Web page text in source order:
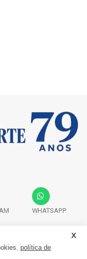
WHATSAPP
Quem Somos
política de